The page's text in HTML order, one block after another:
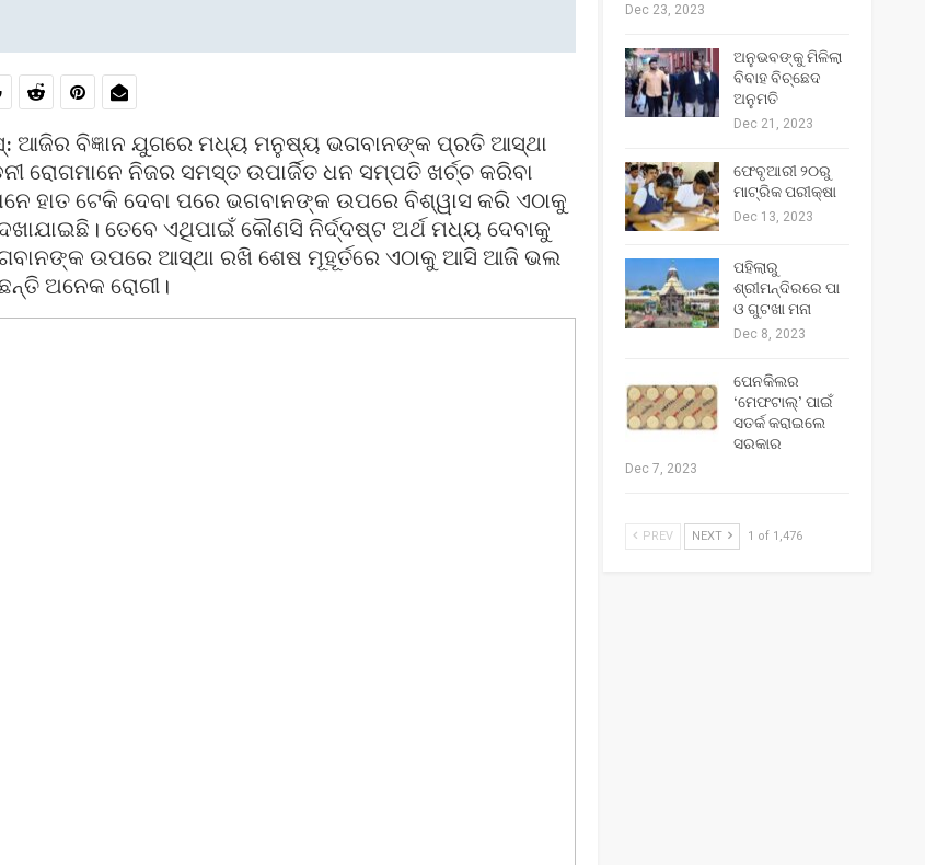
ଆଜିର ବିଜ୍ଞାନ ଯୁଗରେ ମଧ୍ୟ ମନୁଷ୍ୟ ଭଗବାନଙ୍କ ପ୍ରତି ଆସ୍ଥା
ରୋଗମାନେ ନିଜର ସମସ୍ତ ଉପାର୍ଜିତ ଧନ ସମ୍ପତି ଖର୍ଚ୍ଚ କରିବା
ହାତ ଟେକି ଦେବା ପରେ ଭଗବାନଙ୍କ ଉପରେ ବିଶ୍ୱାସ କରି ଏଠାକୁ
ତେବେ ଏଥିପାଇଁ କୌଣସି ନିର୍ଦ୍ଦଷ୍ଟ ଅର୍ଥ ମଧ୍ୟ ଦେବାକୁ
ଉପରେ ଆସ୍ଥା ରଖି ଶେଷ ମୂହୂର୍ତରେ ଏଠାକୁ ଆସି ଆଜି ଭଲ
ଅନେକ ରୋଗୀ।
Dec 23, 2023
ଅନୁଭବଙ୍କୁ ମିଳିଲା
ବିବାହ ବିଚ୍ଛେଦ
ଅନୁମତି
Dec 21, 2023
ଫେବୃଆରୀ ୨୦ରୁ
ମାଟ୍ରିକ ପରୀକ୍ଷା
Dec 13, 2023
ପହିଲାରୁ
ଶ୍ରୀମନ୍ଦିରରେ ପା
ଓ ଗୁଟଖା ମନା
Dec 8, 2023
ପେନକିଲର
‘ମେଫଟାଲ୍‌’ ପାଇଁ
ସତର୍କ କରାଇଲେ
ସରକାର
Dec 7, 2023
PREV NEXT 1 of 1,476